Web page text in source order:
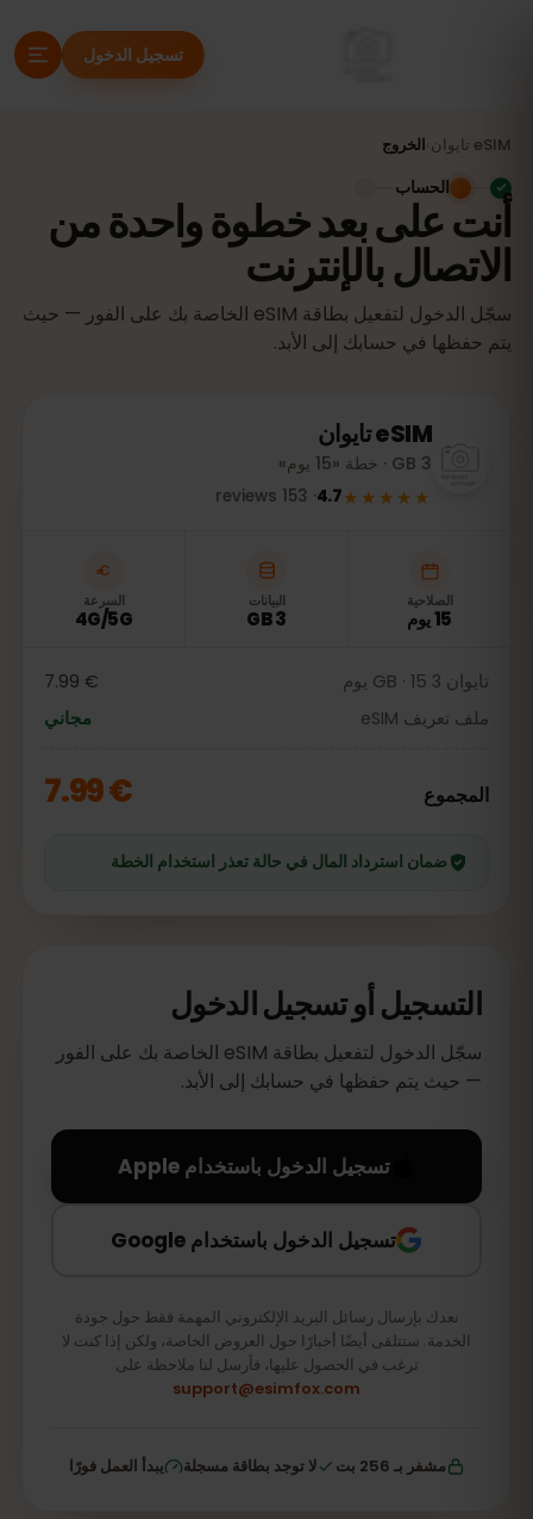
تسجيل الدخول
eSIM تايوان الخروج
أنت على بعد خطوة واحدة من
الاتصال بالإنترنت
سجّل الدخول لتفعيل بطاقة eSIM الخاصة بك على الفور — حيث
يتم حفظها في حسابك إلى الأبد.
الحساب
eSIMتايوان
3 GB · خطة «15 يوم»
★★★★★
4.7
·
153
reviews
الصلاحية
15 يوم
البيانات
3 GB
السرعة
4G/5G
تايوان 3 GB · 15 يوم
€ 7.99
ملف تعريف eSIM
مجاني
المجموع € 7.99
ضمان استرداد المال في حالة تعذر استخدام الخطة
التسجيل أو تسجيل الدخول
سجّل الدخول لتفعيل بطاقة eSIM الخاصة بك على الفور
— حيث يتم حفظها في حسابك إلى الأبد.
تسجيل الدخول باستخدام Apple
تسجيل الدخول باستخدام Google
نعدك بإرسال رسائل البريد الإلكتروني المهمة فقط حول جودة
الخدمة. ستتلقى أيضًا أخبارًا حول العروض الخاصة، ولكن إذا كنت لا
ترغب في الحصول عليها، فأرسل لنا ملاحظة على
support@esimfox.com
مشفر بـ 256 بت لا توجد بطاقة مسجلة يبدأ العمل فورًا